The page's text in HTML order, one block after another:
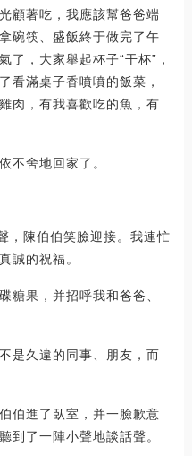
顧著吃，我應該幫爸爸端
碗筷、盛飯終于做完了午
了，大家舉起杯子“干杯”，
看滿桌子香噴噴的飯菜，
肉，有我喜歡吃的魚，有
不舍地回家了。
，陳伯伯笑臉迎接。我連忙
誠的祝福。
糖果，并招呼我和爸爸、
是久違的同事、朋友，而
伯進了臥室，并一臉歉意
到了一陣小聲地談話聲。